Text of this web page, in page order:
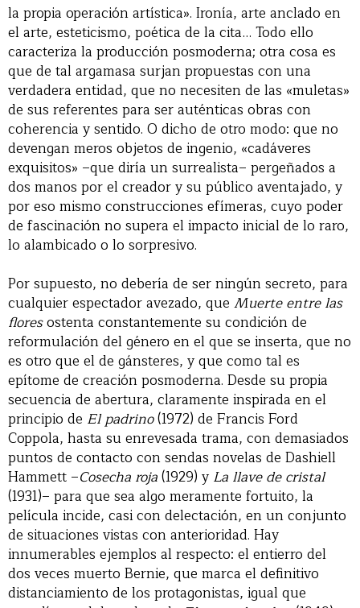
la propia operación artística». Ironía, arte anclado en
el arte, esteticismo, poética de la cita… Todo ello
caracteriza la producción posmoderna; otra cosa es
que de tal argamasa surjan propuestas con una
verdadera entidad, que no necesiten de las «muletas»
de sus referentes para ser auténticas obras con
coherencia y sentido. O dicho de otro modo: que no
devengan meros objetos de ingenio, «cadáveres
exquisitos» –que diría un surrealista– pergeñados a
dos manos por el creador y su público aventajado, y
por eso mismo construcciones efímeras, cuyo poder
de fascinación no supera el impacto inicial de lo raro,
lo alambicado o lo sorpresivo.
Por supuesto, no debería de ser ningún secreto, para
cualquier espectador avezado, que Muerte entre las
floresostenta constantemente su condición de
reformulación del género en el que se inserta, que no
es otro que el de gánsteres, y que como tal es
epítome de creación posmoderna. Desde su propia
secuencia de abertura, claramente inspirada en el
principio de El padrino(1972) de Francis Ford
Coppola, hasta su enrevesada trama, con demasiados
puntos de contacto con sendas novelas de Dashiell
Hammett –Cosecha roja(1929) y La llave de cristal
(1931)– para que sea algo meramente fortuito, la
película incide, casi con delectación, en un conjunto
de situaciones vistas con anterioridad. Hay
innumerables ejemplos al respecto: el entierro del
dos veces muerto Bernie, que marca el definitivo
distanciamiento de los protagonistas, igual que